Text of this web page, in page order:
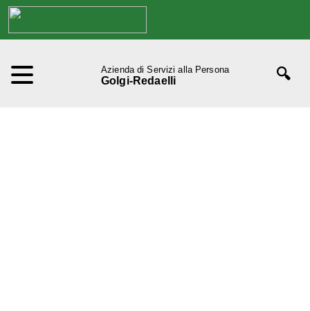
Azienda di Servizi alla Persona
Golgi-Redaelli